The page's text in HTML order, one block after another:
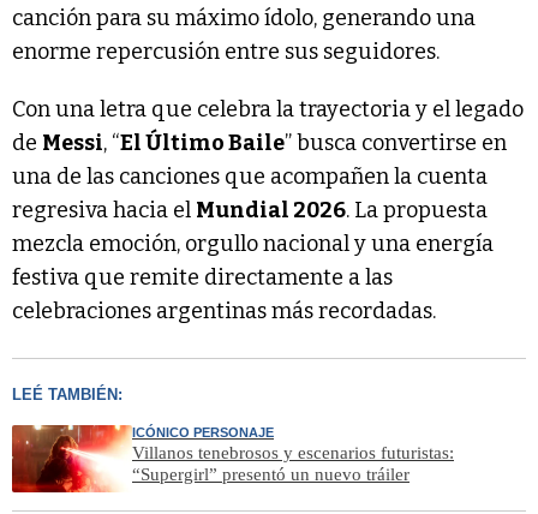
canción para su máximo ídolo, generando una
enorme repercusión entre sus seguidores.
Con una letra que celebra la trayectoria y el legado
de Messi, “El Último Baile” busca convertirse en
una de las canciones que acompañen la cuenta
regresiva hacia el Mundial 2026. La propuesta
mezcla emoción, orgullo nacional y una energía
festiva que remite directamente a las
celebraciones argentinas más recordadas.
LEÉ TAMBIÉN:
ICÓNICO PERSONAJE
Villanos tenebrosos y escenarios futuristas:
“Supergirl” presentó un nuevo tráiler